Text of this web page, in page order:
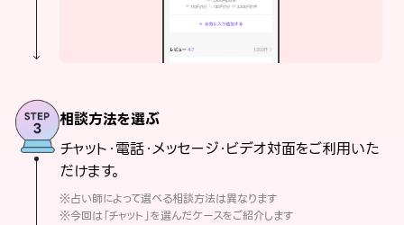
相談方法を選ぶ
チャット・電話・メッセージ・ビデオ対面をご利用いた
だけます。
※占い師によって選べる相談方法は異なります
※今回は「チャット」を選んだケースをご紹介します